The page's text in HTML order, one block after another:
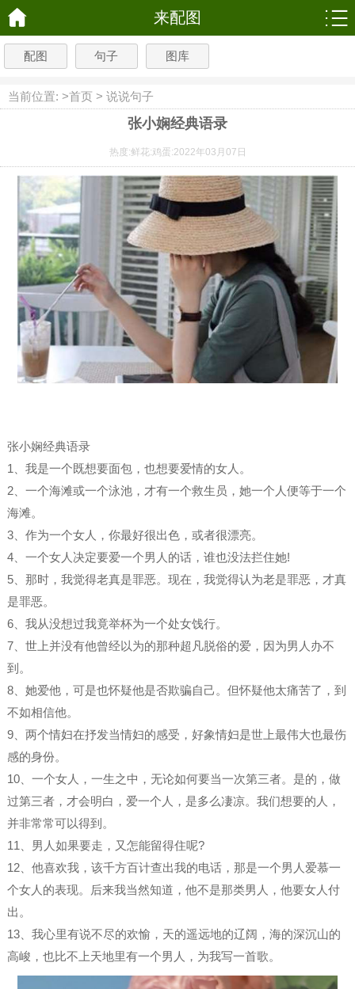
来配图
配图 句子 图库
当前位置: >首页 > 说说句子
张小娴经典语录
热度:鲜花:鸡蛋:2022年03月07日
张小娴经典语录
1、我是一个既想要面包，也想要爱情的女人。
2、一个海滩或一个泳池，才有一个救生员，她一个人便等于一个
海滩。
3、作为一个女人，你最好很出色，或者很漂亮。
4、一个女人决定要爱一个男人的话，谁也没法拦住她!
5、那时，我觉得老真是罪恶。现在，我觉得认为老是罪恶，才真
是罪恶。
6、我从没想过我竟举杯为一个处女饯行。
7、世上并没有他曾经以为的那种超凡脱俗的爱，因为男人办不
到。
8、她爱他，可是也怀疑他是否欺骗自己。但怀疑他太痛苦了，到
不如相信他。
9、两个情妇在抒发当情妇的感受，好象情妇是世上最伟大也最伤
感的身份。
10、一个女人，一生之中，无论如何要当一次第三者。是的，做
过第三者，才会明白，爱一个人，是多么凄凉。我们想要的人，
并非常常可以得到。
11、男人如果要走，又怎能留得住呢?
12、他喜欢我，该千方百计查出我的电话，那是一个男人爱慕一
个女人的表现。后来我当然知道，他不是那类男人，他要女人付
出。
13、我心里有说不尽的欢愉，天的遥远地的辽阔，海的深沉山的
高峻，也比不上天地里有一个男人，为我写一首歌。